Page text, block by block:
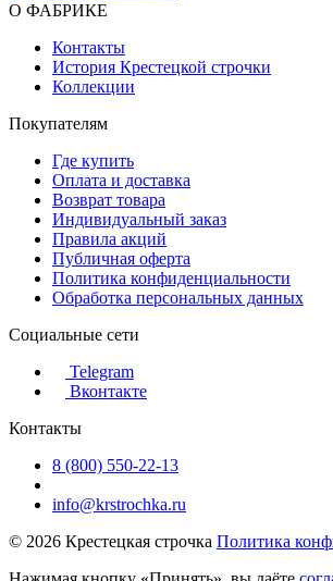
О ФАБРИКЕ
Контакты
История Крестецкой строчки
Коллекции
Покупателям
Где купить
Оплата и доставка
Возврат товара
Индивидуальный заказ
Правила акций
Публичная оферта
Политика конфиденциальности
Обработка персональных данных
Социальные сети
Telegram
Вконтакте
Контакты
8 (800) 550-22-13
info@krstrochka.ru
© 2026 Крестецкая строчка Политика